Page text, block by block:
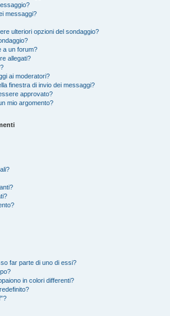
messaggi?
ulteriori opzioni del sondaggio?
a un forum?
allegati?
ai moderatori?
finestra di invio dei messaggi?
approvato?
mio argomento?
far parte di uno di essi?
in colori differenti?